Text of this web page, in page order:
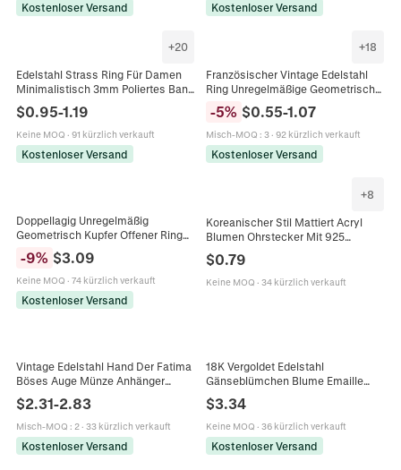
Kostenloser Versand Kostenloser Versand
+20
Edelstahl Strass Ring Für Damen
Minimalistisch 3mm Poliertes Band
Spannfassung Schmuck
$0.95-1.19
Keine MOQ · 91 kürzlich verkauft
Kostenloser Versand
+18
Französischer Vintage Edelstahl
Ring Unregelmäßige Geometrische
Strass Unisex Modeschmuck
-5% $0.55-1.07
Misch-MOQ : 3· 92 kürzlich verkauft
Kostenloser Versand
Doppellagig Unregelmäßig
Geometrisch Kupfer Offener Ring
18K Vergoldet Rechteckig Zirkonia
Verstellbar Mode Fingerring
Schmuck Für Damen
-9% $3.09
Keine MOQ · 74 kürzlich verkauft
Kostenloser Versand
+8
Koreanischer Stil Mattiert Acryl
Blumen Ohrstecker Mit 925
Sterling Silber Stift Übergroße
Elegante Florale Damen Schmuck
$0.79
Keine MOQ · 34 kürzlich verkauft
Vintage Edelstahl Hand Der Fatima
Böses Auge Münze Anhänger
Halskette Für Damen Retro
Büroklammer-Kette Schmuck
Geschenk
$2.31-2.83
Misch-MOQ : 2· 33 kürzlich verkauft
Kostenloser Versand
18K Vergoldet Edelstahl
Gänseblümchen Blume Emaille
Ring Vintage Bunter Tropföl Floral
Band Ring Für Damen Schmuck
Geschenk
$3.34
Keine MOQ · 36 kürzlich verkauft
Kostenloser Versand